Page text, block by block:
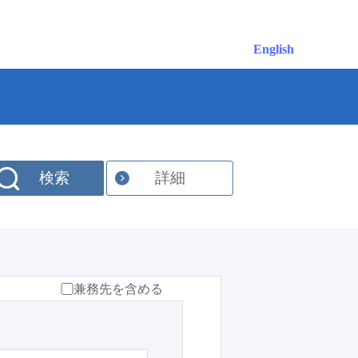
English
検索 詳細
兼務先を含める